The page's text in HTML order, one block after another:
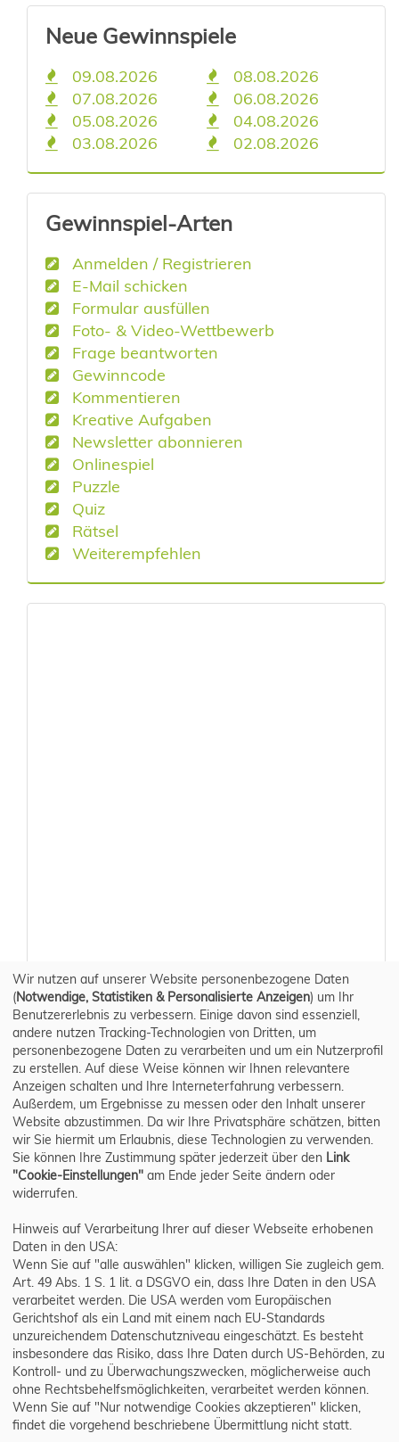
Neue Gewinnspiele
09.08.2026
08.08.2026
07.08.2026
06.08.2026
05.08.2026
04.08.2026
03.08.2026
02.08.2026
Gewinnspiel-Arten
Anmelden / Registrieren
E-Mail schicken
Formular ausfüllen
Foto- & Video-Wettbewerb
Frage beantworten
Gewinncode
Kommentieren
Kreative Aufgaben
Newsletter abonnieren
Onlinespiel
Puzzle
Quiz
Rätsel
Weiterempfehlen
Wir nutzen auf unserer Website personenbezogene Daten
(Notwendige, Statistiken & Personalisierte Anzeigen) um Ihr
Benutzererlebnis zu verbessern. Einige davon sind essenziell,
andere nutzen Tracking-Technologien von Dritten, um
personenbezogene Daten zu verarbeiten und um ein Nutzerprofil
zu erstellen. Auf diese Weise können wir Ihnen relevantere
Anzeigen schalten und Ihre Interneterfahrung verbessern.
Außerdem, um Ergebnisse zu messen oder den Inhalt unserer
Website abzustimmen. Da wir Ihre Privatsphäre schätzen, bitten
wir Sie hiermit um Erlaubnis, diese Technologien zu verwenden.
Sie können Ihre Zustimmung später jederzeit über den Link
"Cookie-Einstellungen" am Ende jeder Seite ändern oder
widerrufen.
Hinweis auf Verarbeitung Ihrer auf dieser Webseite erhobenen
Daten in den USA:
Wenn Sie auf "alle auswählen" klicken, willigen Sie zugleich gem.
Art. 49 Abs. 1 S. 1 lit. a DSGVO ein, dass Ihre Daten in den USA
verarbeitet werden. Die USA werden vom Europäischen
Gerichtshof als ein Land mit einem nach EU-Standards
unzureichendem Datenschutzniveau eingeschätzt. Es besteht
insbesondere das Risiko, dass Ihre Daten durch US-Behörden, zu
Kontroll- und zu Überwachungszwecken, möglicherweise auch
ohne Rechtsbehelfsmöglichkeiten, verarbeitet werden können.
Wenn Sie auf "Nur notwendige Cookies akzeptieren" klicken,
findet die vorgehend beschriebene Übermittlung nicht statt.